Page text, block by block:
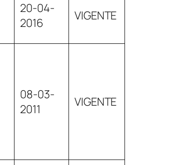
20-04-
2016
VIGENTE
08-03-
2011
VIGENTE